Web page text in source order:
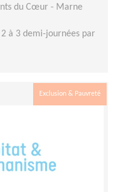
du Cœur - Marne
2 à 3 demi-journées par
Exclusion & Pauvreté